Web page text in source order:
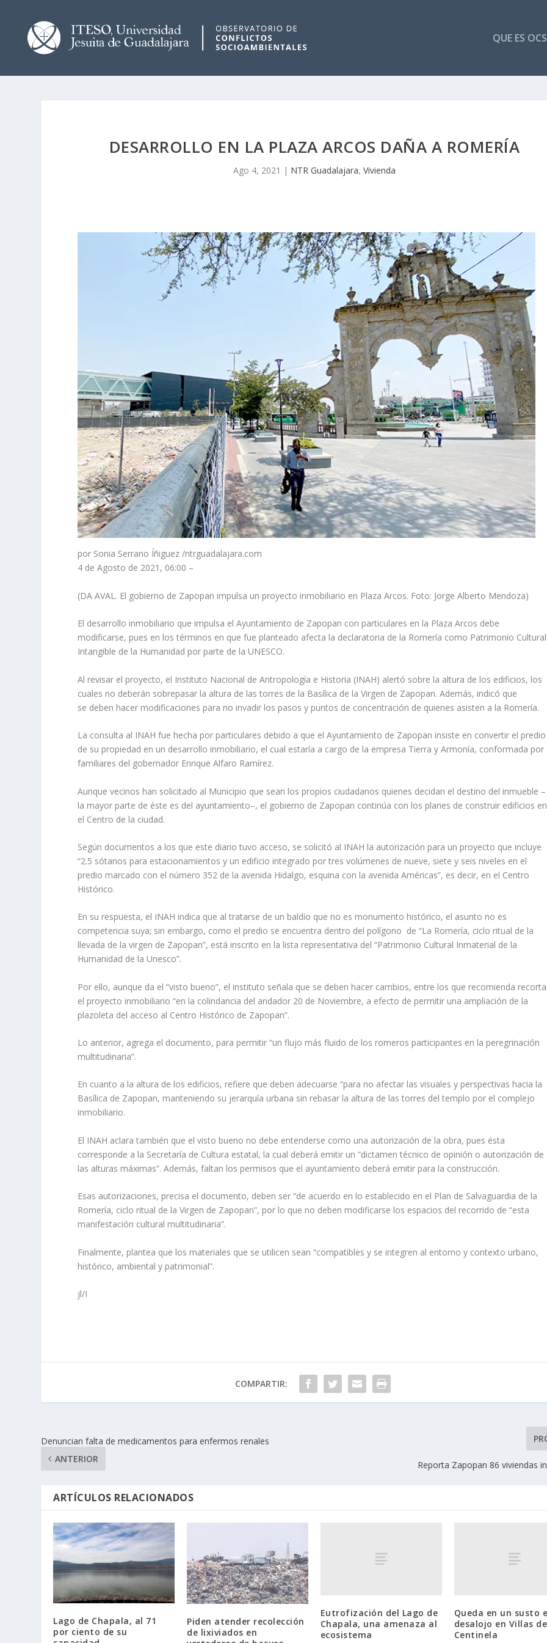
QUE ES
DESARROLLO EN LA PLAZA ARCOS DAÑA A ROMERÍA
Ago 4, 2021 | NTR Guadalajara, Vivienda
por Sonia Serrano Íñiguez /ntrguadalajara.com
4 de Agosto de 2021, 06:00 –
(DA AVAL. El gobierno de Zapopan impulsa un proyecto inmobiliario en Plaza Arcos. Foto: Jorge Alberto Mendoza)
El desarrollo inmobiliario que impulsa el Ayuntamiento de Zapopan con particulares en la Plaza Arcos debe
modificarse, pues en los términos en que fue planteado afecta la declaratoria de la Romería como Patrimonio Cultural
Intangible de la Humanidad por parte de la UNESCO.
Al revisar el proyecto, el Instituto Nacional de Antropología e Historia (INAH) alertó sobre la altura de los edificios, los
cuales no deberán sobrepasar la altura de las torres de la Basílica de la Virgen de Zapopan. Además, indicó que
se deben hacer modificaciones para no invadir los pasos y puntos de concentración de quienes asisten a la Romería.
La consulta al INAH fue hecha por particulares debido a que el Ayuntamiento de Zapopan insiste en convertir el predio
de su propiedad en un desarrollo inmobiliario, el cual estaría a cargo de la empresa Tierra y Armonía, conformada por
familiares del gobernador Enrique Alfaro Ramírez.
Aunque vecinos han solicitado al Municipio que sean los propios ciudadanos quienes decidan el destino del inmueble –
la mayor parte de éste es del ayuntamiento–, el gobierno de Zapopan continúa con los planes de construir edificios en
el Centro de la ciudad.
Según documentos a los que este diario tuvo acceso, se solicitó al INAH la autorización para un proyecto que incluye
“2.5 sótanos para estacionamientos y un edificio integrado por tres volúmenes de nueve, siete y seis niveles en el
predio marcado con el número 352 de la avenida Hidalgo, esquina con la avenida Américas”, es decir, en el Centro
Histórico.
En su respuesta, el INAH indica que al tratarse de un baldío que no es monumento histórico, el asunto no es
competencia suya; sin embargo, como el predio se encuentra dentro del polígono de “La Romería, ciclo ritual de la
llevada de la virgen de Zapopan”, está inscrito en la lista representativa del “Patrimonio Cultural Inmaterial de la
Humanidad de la Unesco”.
Por ello, aunque da el “visto bueno”, el instituto señala que se deben hacer cambios, entre los que recomienda
el proyecto inmobiliario “en la colindancia del andador 20 de Noviembre, a efecto de permitir una ampliación de la
plazoleta del acceso al Centro Histórico de Zapopan”.
Lo anterior, agrega el documento, para permitir “un flujo más fluido de los romeros participantes en la peregrinación
multitudinaria”.
En cuanto a la altura de los edificios, refiere que deben adecuarse “para no afectar las visuales y perspectivas hacia la
Basílica de Zapopan, manteniendo su jerarquía urbana sin rebasar la altura de las torres del templo por el complejo
inmobiliario.
El INAH aclara también que el visto bueno no debe entenderse como una autorización de la obra, pues ésta
corresponde a la Secretaría de Cultura estatal, la cual deberá emitir un “dictamen técnico de opinión o autorización de
las alturas máximas”. Además, faltan los permisos que el ayuntamiento deberá emitir para la construcción.
Esas autorizaciones, precisa el documento, deben ser “de acuerdo en lo establecido en el Plan de Salvaguardia de la
Romería, ciclo ritual de la Virgen de Zapopan”, por lo que no deben modificarse los espacios del recorrido de “esta
manifestación cultural multitudinaria”.
Finalmente, plantea que los materiales que se utilicen sean “compatibles y se integren al entorno y contexto urbano,
histórico, ambiental y patrimonial”.
jl/I
COMPARTIR:
Denuncian falta de medicamentos para enfermos renales
ANTERIOR
Reporta Zapopan 86 viviendas
ARTÍCULOS RELACIONADOS
Lago de Chapala, al 71
por ciento de su
Piden atender recolección
de lixiviados en
Eutrofización del Lago de
Chapala, una amenaza al
ecosistema
Queda en un susto
desalojo en Villas
Centinela